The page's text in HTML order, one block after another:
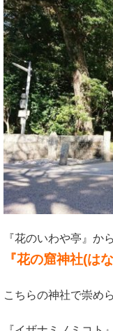
『花のいわや亭』か
『花の窟神社(は
こちらの神社で崇め